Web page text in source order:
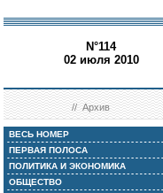
N°114
02 июля 2010
//Архив
ВЕСЬ НОМЕР
ПЕРВАЯ ПОЛОСА
ПОЛИТИКА И ЭКОНОМИКА
ОБЩЕСТВО